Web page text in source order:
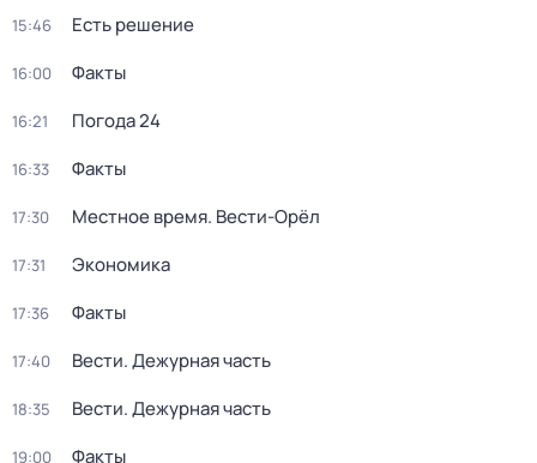
15:46 Есть решение
16:00 Факты
16:21 Погода 24
16:33 Факты
17:30 Местное время. Вести-Орёл
17:31 Экономика
17:36 Факты
17:40 Вести. Дежурная часть
18:35 Вести. Дежурная часть
19:00 Факты